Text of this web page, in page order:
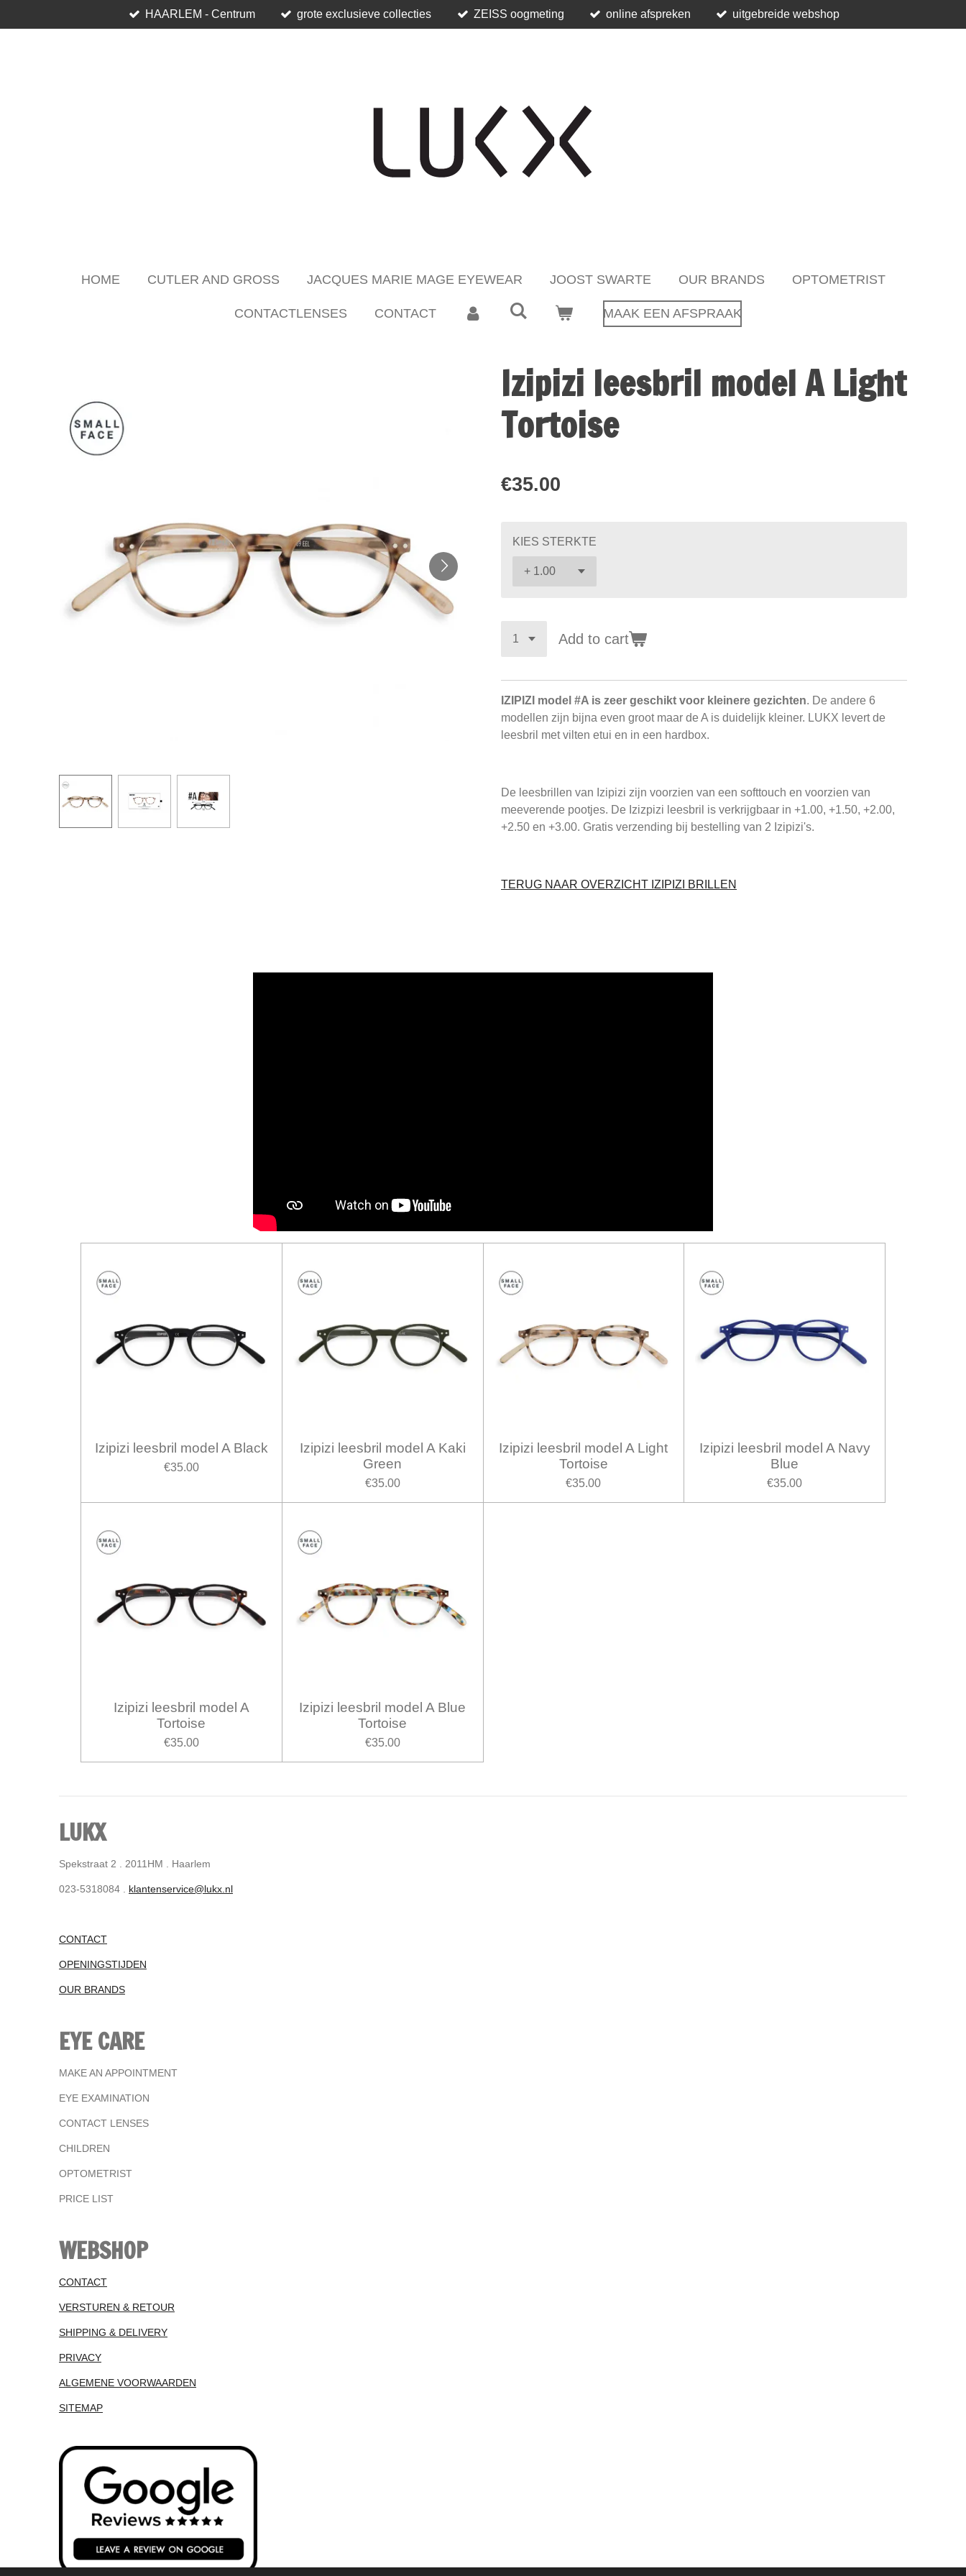
to
HAARLEM - Centrum grote exclusieve collecties ZEISS oogmeting online afspreken uitgebreide webshop
HOME CUTLER AND GROSS JACQUES MARIE MAGE EYEWEAR JOOST SWARTE OUR BRANDS OPTOMETRIST
CONTACTLENSES CONTACT MAAK EEN AFSPRAAK
Izipizi leesbril model A Light
Tortoise
€35.00
KIES STERKTE
Add to cart
IZIPIZI model #A is zeer geschikt voor kleinere gezichten. De andere 6
modellen zijn bijna even groot maar de A is duidelijk kleiner. LUKX levert de
leesbril met vilten etui en in een hardbox.
De leesbrillen van Izipizi zijn voorzien van een softtouch en voorzien van
meeverende pootjes. De Izizpizi leesbril is verkrijgbaar in +1.00, +1.50, +2.00,
+2.50 en +3.00. Gratis verzending bij bestelling van 2 Izipizi's.
TERUG NAAR OVERZICHT IZIPIZI BRILLEN
Izipizi leesbril model A Black
€35.00
Izipizi leesbril model A Kaki
Green
€35.00
Izipizi leesbril model A Light
Tortoise
€35.00
Izipizi leesbril model A Navy
Blue
€35.00
Izipizi leesbril model A
Tortoise
€35.00
Izipizi leesbril model A Blue
Tortoise
€35.00
LUKX
Spekstraat 2 . 2011HM . Haarlem
023-5318084 . klantenservice@lukx.nl
CONTACT
OPENINGSTIJDEN
OUR BRANDS
EYE CARE
MAKE AN APPOINTMENT
EYE EXAMINATION
CONTACT LENSES
CHILDREN
OPTOMETRIST
PRICE LIST
WEBSHOP
CONTACT
VERSTUREN & RETOUR
SHIPPING & DELIVERY
PRIVACY
ALGEMENE VOORWAARDEN
SITEMAP